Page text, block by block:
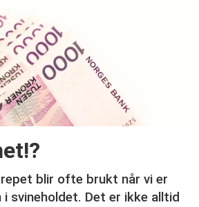
blir ofte brukt når vi er
i svineholdet. Det er ikke alltid